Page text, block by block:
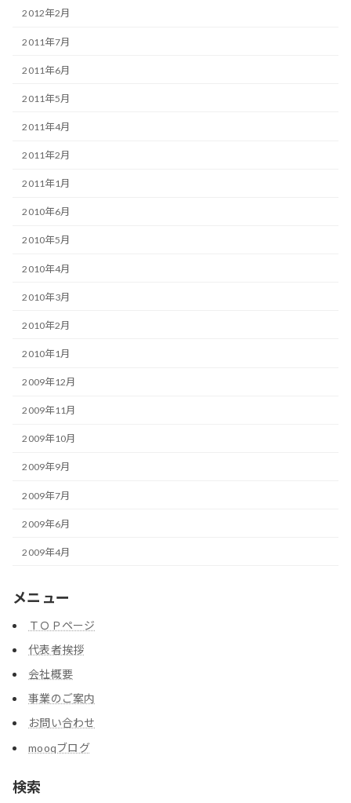
2012年2月
2011年7月
2011年6月
2011年5月
2011年4月
2011年2月
2011年1月
2010年6月
2010年5月
2010年4月
2010年3月
2010年2月
2010年1月
2009年12月
2009年11月
2009年10月
2009年9月
2009年7月
2009年6月
2009年4月
メニュー
ＴＯＰページ
代表者挨拶
会社概要
事業のご案内
お問い合わせ
mooqブログ
検索